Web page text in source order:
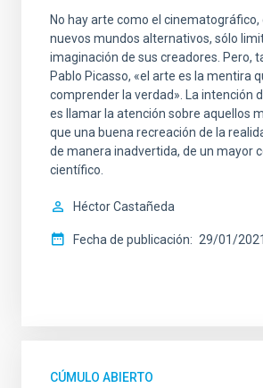
No hay arte como el
nuevos mundos alternativos, sólo
imaginación de sus creadores. Pero,
Pablo Picasso, «el arte es la mentira
comprender la verdad». La intención
es llamar la atención sobre aquellos
que una buena recreación de la
de manera inadvertida, de un mayor
científico.
Héctor Castañeda
Fecha de publicación 29/01/2021
CÚMULO ABIERTO